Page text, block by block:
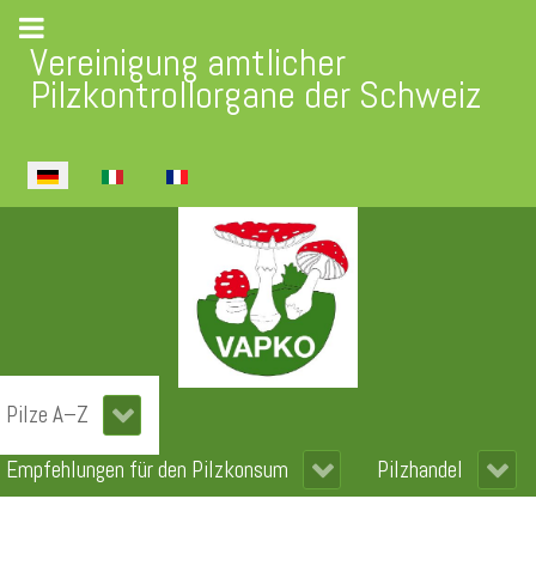
Vereinigung amtlicher
Pilzkontrollorgane der Schweiz
Sprache auswählen
Pilze A–Z
Empfehlungen für den Pilzkonsum
Pilzhandel